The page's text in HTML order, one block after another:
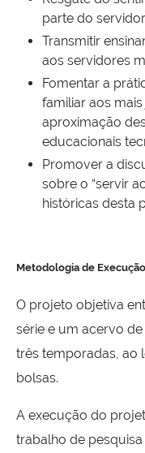
parte do
Transmitir
aos servidores
Fomentar a
familiar aos
aproximação
educacionais
Promover a
sobre o “servir
históricas desta
Metodologia de
O projeto objetiva
série e um acervo
três temporadas, ao
bolsas.
A execução do
trabalho de